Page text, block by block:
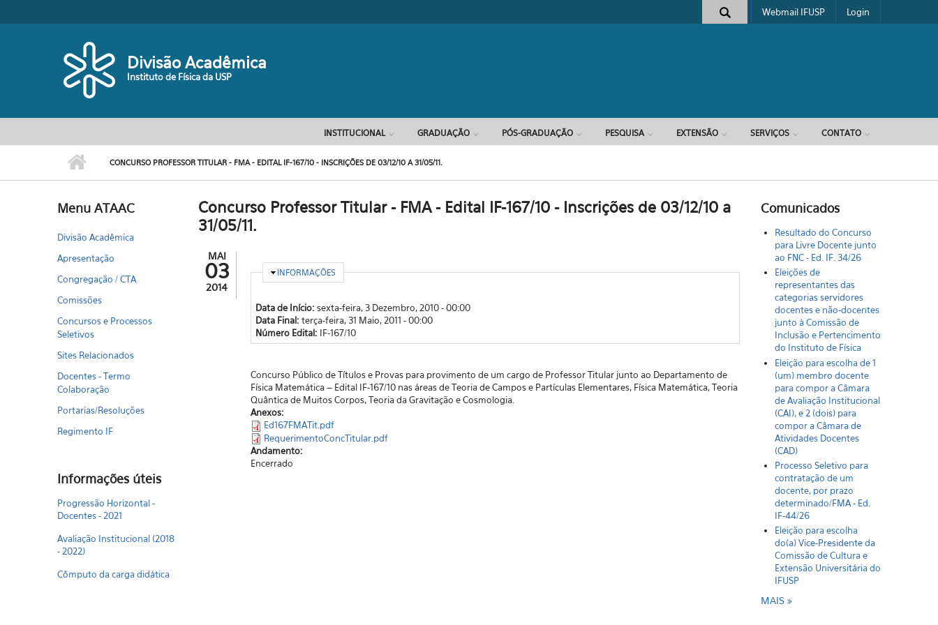
Formulário de busca
Webmail IFUSP Login
Divisão Acadêmica
Instituto de Física da USP
INSTITUCIONAL GRADUAÇÃO PÓS-GRADUAÇÃO PESQUISA EXTENSÃO SERVIÇOS CONTATO
CONCURSO PROFESSOR TITULAR - FMA - EDITAL IF-167/10 - INSCRIÇÕES DE 03/12/10 A 31/05/11.
Menu ATAAC
Divisão Acadêmica
Apresentação
Congregação / CTA
Comissões
Concursos e Processos
Seletivos
Sites Relacionados
Docentes - Termo
Colaboração
Portarias/Resoluções
Regimento IF
Informações úteis
Progressão Horizontal -
Docentes - 2021
Avaliação Institucional (2018
- 2022)
Cômputo da carga didática
Concurso Professor Titular - FMA - Edital IF-167/10 - Inscrições de 03/12/10 a
31/05/11.
MAI
03
2014
OCULTAR
INFORMAÇÕES
Data de Início:sexta-feira, 3 Dezembro, 2010 - 00:00
Data Final:terça-feira, 31 Maio, 2011 - 00:00
Número Edital: IF-167/10
Concurso Público de Títulos e Provas para provimento de um cargo de Professor Titular junto ao Departamento de
Física Matemática – Edital IF-167/10 nas áreas de Teoria de Campos e Partículas Elementares, Física Matemática, Teoria
Quântica de Muitos Corpos, Teoria da Gravitação e Cosmologia.
Anexos:
Ed167FMATit.pdf
RequerimentoConcTitular.pdf
Andamento:
Encerrado
Comunicados
Resultado do Concurso
para Livre Docente junto
ao FNC - Ed. IF. 34/26
Eleições de
representantes das
categorias servidores
docentes e não-docentes
junto à Comissão de
Inclusão e Pertencimento
do Instituto de Física
Eleição para escolha de 1
(um) membro docente
para compor a Câmara
de Avaliação Institucional
(CAI), e 2 (dois) para
compor a Câmara de
Atividades Docentes
(CAD)
Processo Seletivo para
contratação de um
docente, por prazo
determinado/FMA - Ed.
IF-44/26
Eleição para escolha
do(a) Vice-Presidente da
Comissão de Cultura e
Extensão Universitária do
IFUSP
MAIS